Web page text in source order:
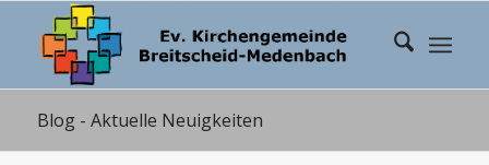
Blog - Aktuelle Neuigkeiten